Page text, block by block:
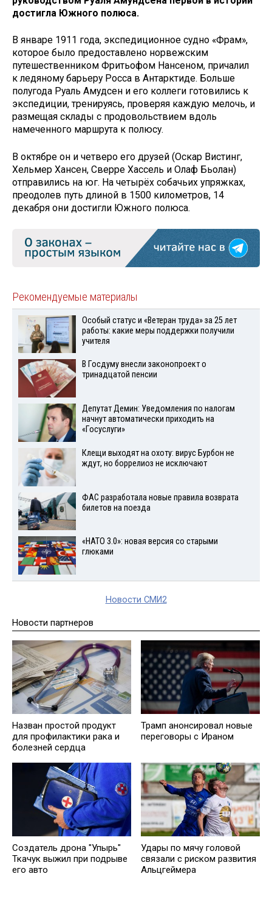
достигла Южного полюса.
В январе 1911 года, экспедиционное судно «Фрам»,
которое было предоставлено норвежским
путешественником Фритьофом Нансеном, причалил
к ледяному барьеру Росса в Антарктиде. Больше
полугода Руаль Амудсен и его коллеги готовились к
экспедиции, тренируясь, проверяя каждую мелочь, и
размещая склады с продовольствием вдоль
намеченного маршрута к полюсу.
В октябре он и четверо его друзей (Оскар Вистинг,
Хельмер Хансен, Сверре Хассель и Олаф Бьолан)
отправились на юг. На четырёх собачьих упряжках,
преодолев путь длиной в 1500 километров, 14
декабря они достигли Южного полюса.
Рекомендуемые материалы
Особый статус и «Ветеран труда» за 25 лет
работы: какие меры поддержки получили
учителя
В Госдуму внесли законопроект о
тринадцатой пенсии
Депутат Демин: Уведомления по налогам
начнут автоматически приходить на
«Госуслуги»
Клещи выходят на охоту: вирус Бурбон не
ждут, но боррелиоз не исключают
ФАС разработала новые правила возврата
билетов на поезда
«НАТО 3.0»: новая версия со старыми
глюками
Новости СМИ2
Новости партнеров
Назван простой продукт
для профилактики рака и
болезней сердца
Трамп анонсировал новые
переговоры с Ираном
Создатель дрона "Упырь"
Ткачук выжил при подрыве
его авто
Удары по мячу головой
связали с риском развития
Альцгеймера